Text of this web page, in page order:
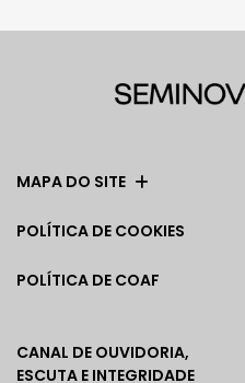
MAPA DO SITE
POLÍTICA DE COOKIES
POLÍTICA DE COAF
CANAL DE OUVIDORIA,
ESCUTA E INTEGRIDADE